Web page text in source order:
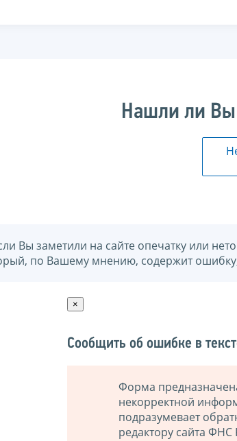
Нашли ли
Вы заметили на сайте опечатку или
по Вашему мнению, содержит
×
Сообщить об ошибке в
Форма
некорректной
подразумевает
редактору сайта ФНС